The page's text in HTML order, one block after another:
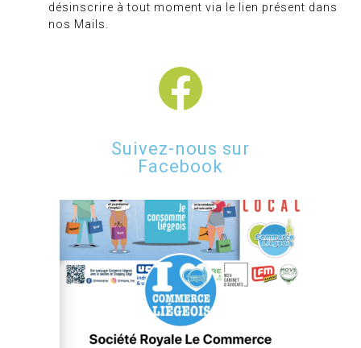
désinscrire à tout moment via le lien présent dans
nos Mails.
Suivez-nous sur
Facebook